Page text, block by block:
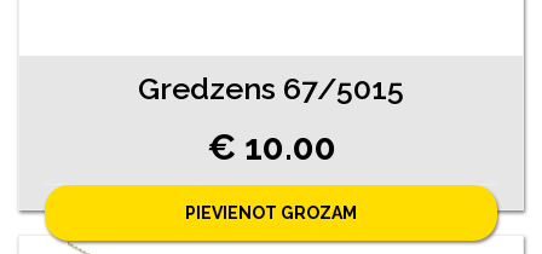
Gredzens 67/5015
€ 10.00
PIEVIENOT GROZAM